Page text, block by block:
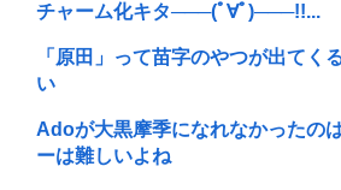
チャーム化キタ───(ﾟ∀ﾟ)───!!...
「原田」って苗字のやつが出てく
い
Adoが大黒摩季になれなかったの
ーは難しいよね